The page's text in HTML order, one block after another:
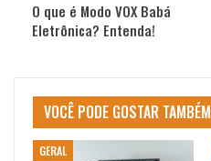
O que é Modo VOX Babá
Eletrônica? Entenda!
VOCÊ PODE GOSTAR TAMBÉM
GERAL